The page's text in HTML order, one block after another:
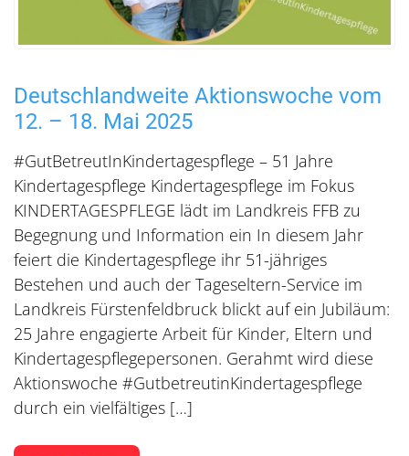
Deutschlandweite Aktionswoche vom
12. – 18. Mai 2025
#GutBetreutInKindertagespflege – 51 Jahre
Kindertagespflege Kindertagespflege im Fokus
KINDERTAGESPFLEGE lädt im Landkreis FFB zu
Begegnung und Information ein In diesem Jahr
feiert die Kindertagespflege ihr 51-jähriges
Bestehen und auch der Tageseltern-Service im
Landkreis Fürstenfeldbruck blickt auf ein Jubiläum:
25 Jahre engagierte Arbeit für Kinder, Eltern und
Kindertagespflegepersonen. Gerahmt wird diese
Aktionswoche #GutbetreutinKindertagespflege
durch ein vielfältiges […]